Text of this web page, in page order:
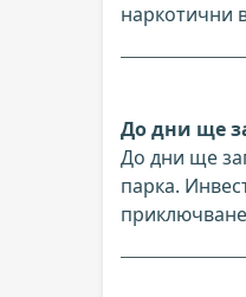
наркотични
До дни ще
До дни ще
парка.